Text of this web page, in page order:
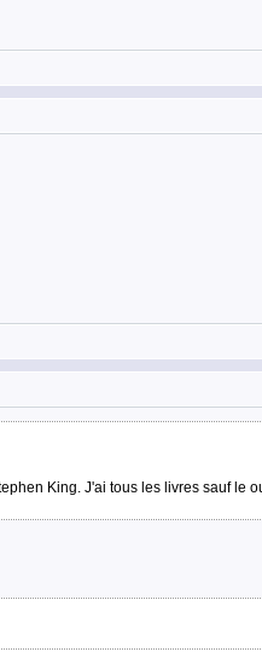
King. J'ai tous les livres sauf